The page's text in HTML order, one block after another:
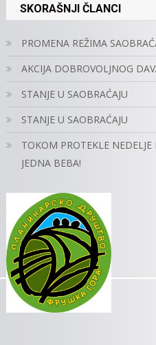
SKORAŠNJI ČLANCI
PROMENA REŽIMA
AKCIJA DOBROVOLJNOG
STANJE U SAOBRAĆAJU
STANJE U SAOBRAĆAJU
TOKOM PROTEKLE
JEDNA BEBA!